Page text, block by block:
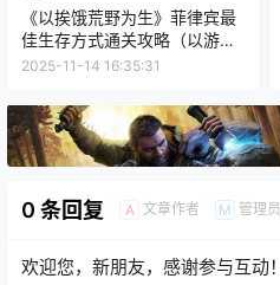
《以挨饿荒野为生》菲律宾最
佳生存方式通关攻略（以游戏
为主，教你如何在荒野里生
2025-11-14 16:35:31
0 条回复 A 文章作者 M 管理员
欢迎您，新朋友，感谢参与互动！